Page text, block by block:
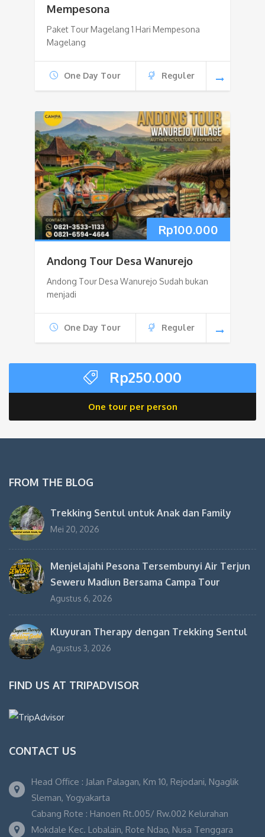
Mempesona
Paket Tour Magelang 1 Hari Mempesona
Magelang
One Day Tour Reguler
Rp100.000
Andong Tour Desa Wanurejo
Andong Tour Desa Wanurejo Sudah bukan
menjadi
One Day Tour Reguler
Rp250.000
One tour per person
FROM THE BLOG
Trekking Sentul untuk Anak dan Family
Mei 20, 2026
Menjelajahi Pesona Tersembunyi Air Terjun
Seweru Madiun Bersama Campa Tour
Agustus 6, 2026
Kluyuran Therapy dengan Trekking Sentul
Agustus 3, 2026
FIND US AT TRIPADVISOR
CONTACT US
Head Office : Jalan Palagan, Km 10, Rejodani, Ngaglik
Sleman, Yogyakarta
Cabang Rote : Hanoen Rt.005/ Rw.002 Kelurahan
Mokdale Kec. Lobalain, Rote Ndao, Nusa Tenggara